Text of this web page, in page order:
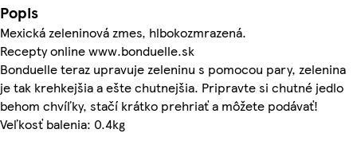
Popis
Mexická zeleninová zmes, hlbokozmrazená.
Recepty online www.bonduelle.sk
Bonduelle teraz upravuje zeleninu s pomocou pary, zelenina
je tak krehkejšia a ešte chutnejšia. Pripravte si chutné jedlo
behom chvíľky, stačí krátko prehriať a môžete podávať!
Veľkosť balenia: 0.4kg